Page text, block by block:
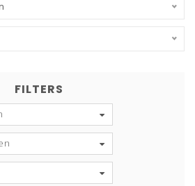
FILTERS